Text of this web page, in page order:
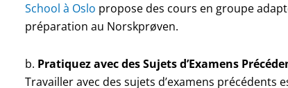
School à Oslo propose des cours en groupe
préparation au Norskprøven.
b. Pratiquez avec des Sujets d’Examens
Travailler avec des sujets d’examens